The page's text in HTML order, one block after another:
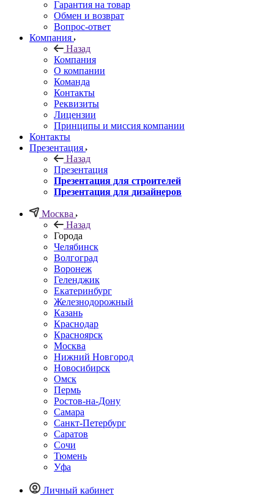
Гарантия на товар
Обмен и возврат
Вопрос-ответ
Компания
Назад
Компания
О компании
Команда
Контакты
Реквизиты
Лицензии
Принципы и миссия компании
Контакты
Презентация
Назад
Презентация
Презентация для строителей
Презентация для дизайнеров
Москва
Назад
Города
Челябинск
Волгоград
Воронеж
Геленджик
Екатеринбург
Железнодорожный
Казань
Краснодар
Красноярск
Москва
Нижний Новгород
Новосибирск
Омск
Пермь
Ростов-на-Дону
Самара
Санкт-Петербург
Саратов
Сочи
Тюмень
Уфа
Личный кабинет